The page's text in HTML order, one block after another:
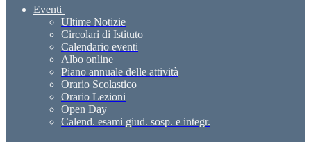
Eventi
Ultime Notizie
Circolari di Istituto
Calendario eventi
Albo online
Piano annuale delle attività
Orario Scolastico
Orario Lezioni
Open Day
Calend. esami giud. sosp. e integr.